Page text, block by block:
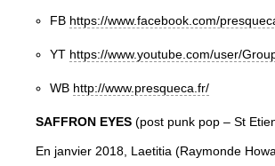
FB https://www.facebook.com/
YT https://www.youtube.com/user/
WB http://www.presqueca.fr/
SAFFRON EYES (post punk pop – St
En janvier 2018, Laetitia (Raymonde